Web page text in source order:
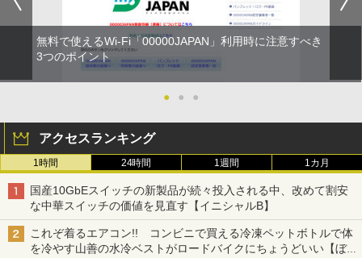
無料で使えるWi-Fi「00000JAPAN」利用時に注意すべき
3つのポイント
● ● ●
アクセスランキング
1時間 24時間 1週間 1カ月
国産10GbEスイッチの新製品が続々投入される中、改めて割安
な中華スイッチの価値を見直す【イニシャルB】
これぞ着るエアコン!! コンビニで買える冷凍ペットボトルで体
を冷やす山善の水冷ベストがロードバイクにちょうどいい【ぼっ